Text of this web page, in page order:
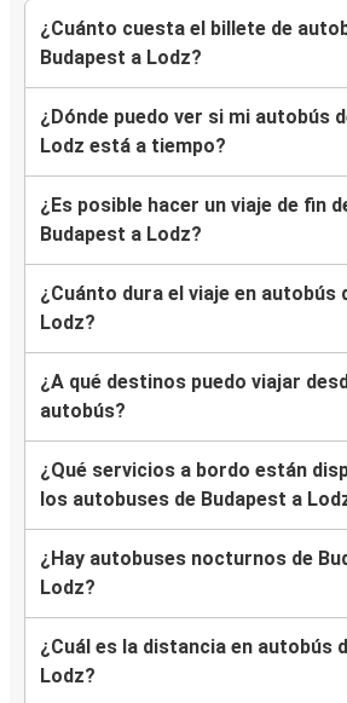
¿Cuánto cuesta el billete de
Budapest a Lodz?
¿Dónde puedo ver si mi autobús
Lodz está a tiempo?
¿Es posible hacer un viaje de fin
Budapest a Lodz?
¿Cuánto dura el viaje en autobús
Lodz?
¿A qué destinos puedo viajar
autobús?
¿Qué servicios a bordo están
los autobuses de Budapest a
¿Hay autobuses nocturnos de
Lodz?
¿Cuál es la distancia en autobús
Lodz?